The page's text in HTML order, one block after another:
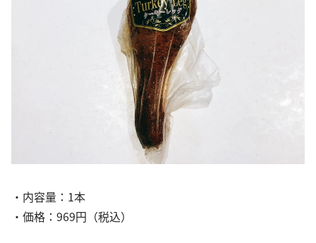
・内容量：1本
・価格：969円（税込）